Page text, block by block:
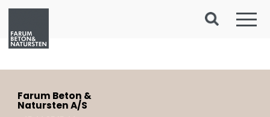
Farum Beton &
Natursten A/S